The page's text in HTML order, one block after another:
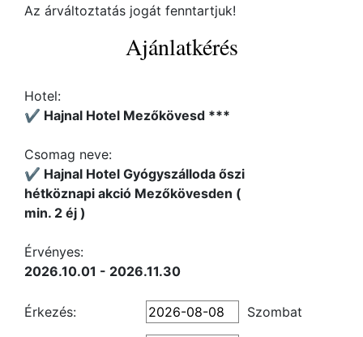
Az árváltoztatás jogát fenntartjuk!
Ajánlatkérés
Hotel:
✔️ Hajnal Hotel Mezőkövesd ***
Csomag neve:
✔️ Hajnal Hotel Gyógyszálloda őszi
hétköznapi akció Mezőkövesden (
min. 2 éj )
Érvényes:
2026.10.01 - 2026.11.30
Érkezés: Szombat